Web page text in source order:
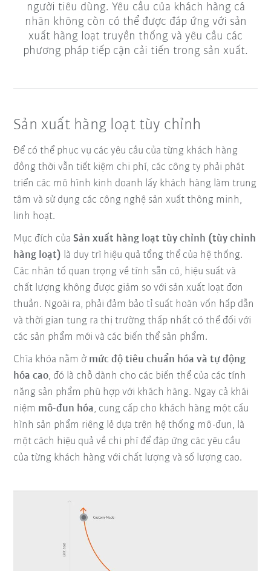
người tiêu dùng. Yêu cầu của khách hàng cá
nhân không còn có thể được đáp ứng với sản
xuất hàng loạt truyền thống và yêu cầu các
phương pháp tiếp cận cải tiến trong sản xuất.
Sản xuất hàng loạt tùy chỉnh
Để có thể phục vụ các yêu cầu của từng khách hàng
đồng thời vẫn tiết kiệm chi phí, các công ty phải phát
triển các mô hình kinh doanh lấy khách hàng làm trung
tâm và sử dụng các công nghệ sản xuất thông minh,
linh hoạt.
Mục đích củaSản xuất hàng loạt tùy chỉnh (tùy chỉnh
hàng loạt) là duy trì hiệu quả tổng thể của hệ thống.
Các nhân tố quan trọng về tính sẵn có, hiệu suất và
chất lượng không được giảm so với sản xuất loạt đơn
thuần. Ngoài ra, phải đảm bảo tỉ suất hoàn vốn hấp dẫn
và thời gian tung ra thị trường thấp nhất có thể đối với
các sản phẩm mới và các biến thể sản phẩm.
Chìa khóa nằm ở mức độ tiêu chuẩn hóa và tự động
hóa cao, đó là chỗ dành cho các biến thể của các tính
năng sản phẩm phù hợp với khách hàng. Ngay cả khái
niệm mô-đun hóa, cung cấp cho khách hàng một cấu
hình sản phẩm riêng lẻ dựa trên hệ thống mô-đun, là
một cách hiệu quả về chi phí để đáp ứng các yêu cầu
của từng khách hàng với chất lượng và số lượng cao.